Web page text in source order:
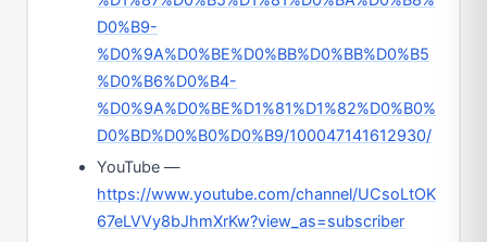
D0%B9-
%D0%9A%D0%BE%D0%BB%D0%BB%D0%B5
%D0%B6%D0%B4-
%D0%9A%D0%BE%D1%81%D1%82%D0%B0%
D0%BD%D0%B0%D0%B9/100047141612930/
YouTube —
https://www.youtube.com/channel/UCsoLtOK
67eLVVy8bJhmXrKw?view_as=subscriber